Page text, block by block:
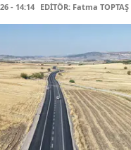
- 14:14 EDİTÖR: Fatma TOPTAŞ